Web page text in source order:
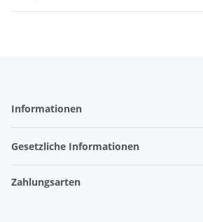
Informationen
Gesetzliche Informationen
Zahlungsarten